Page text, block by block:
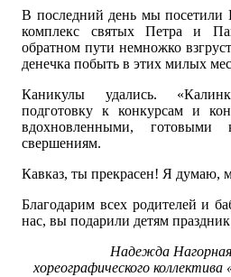
В последний день мы посетили
комплекс святых Петра и
обратном пути немножко
денечка побыть в этих милых
Каникулы удались.
подготовку к конкурсам и
вдохновленными,
свершениям.
Кавказ, ты прекрасен! Я думаю,
Благодарим всех родителей и
нас, вы подарили детям
Надежда
хореографического